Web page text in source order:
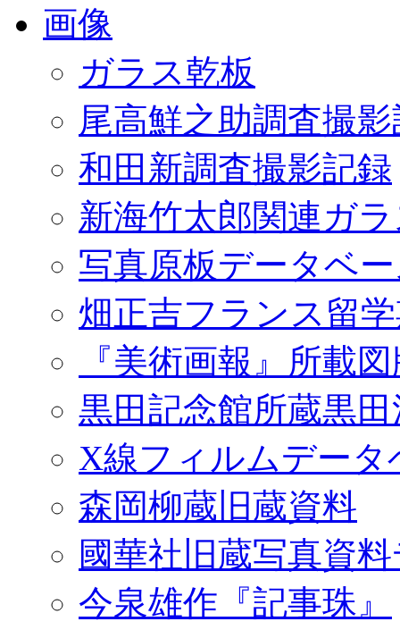
画像
ガラス乾板
尾高鮮之助調査撮
和田新調査撮影記録
新海竹太郎関連ガ
写真原板データベ
畑正吉フランス留
『美術画報』所載
黒田記念館所蔵黒
X線フィルムデータ
森岡柳蔵旧蔵資料
國華社旧蔵写真資
今泉雄作『記事珠』